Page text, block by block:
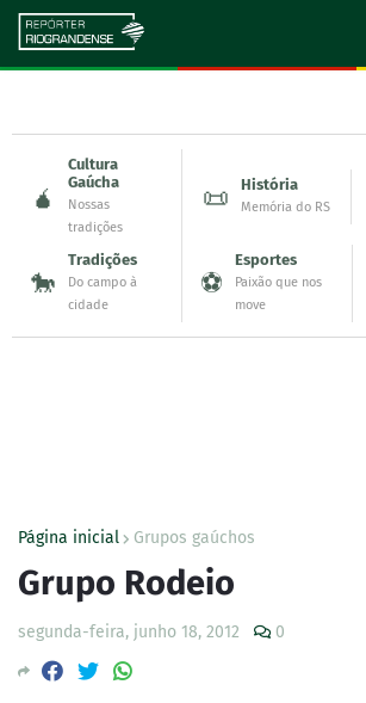
🧉
Cultura
Gaúcha
Nossas
tradições
📜 História
Memória do RS
🐎
Tradições
Do campo à
cidade
⚽
Esportes
Paixão que nos
move
Página inicial Grupos gaúchos
Grupo Rodeio
segunda-feira, junho 18, 2012 0